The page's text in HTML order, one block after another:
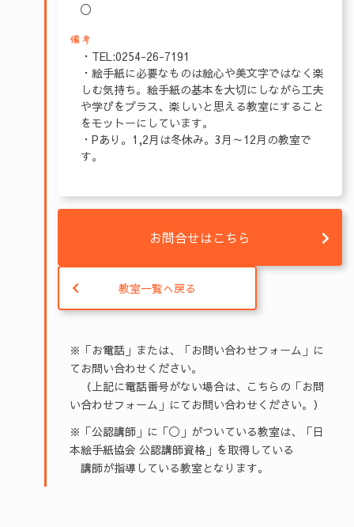
〇
備考
・TEL:0254-26-7191
・絵手紙に必要なものは絵心や美文字ではなく楽
しむ気持ち。絵手紙の基本を大切にしながら工夫
や学びをプラス、楽しいと思える教室にすること
をモットーにしています。
・Pあり。1,2月は冬休み。3月～12月の教室で
す。
お問合せはこちら
教室一覧へ戻る
※「お電話」または、「お問い合わせフォーム」に
てお問い合わせください。
（上記に電話番号がない場合は、こちらの「お問
い合わせフォーム」にてお問い合わせください。）
※「公認講師」に「◯」がついている教室は、「日
本絵手紙協会 公認講師資格」を取得している
講師が指導している教室となります。